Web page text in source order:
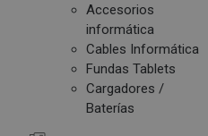
Accesorios
informática
Cables Informática
Fundas Tablets
Cargadores /
Baterías